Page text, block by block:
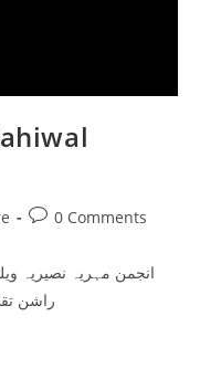
Post0 Comments
انجمن مہریہ نصیریہ
راشن